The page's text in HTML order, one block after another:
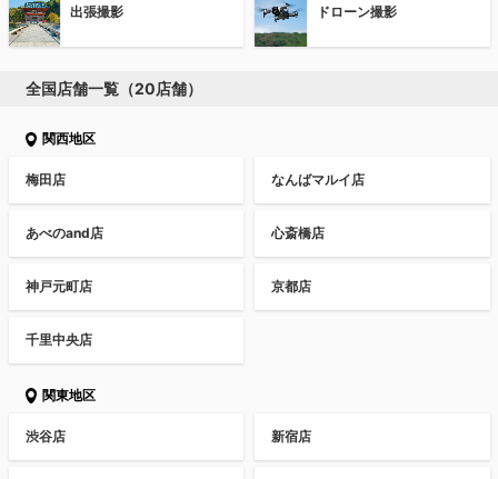
出張撮影 ドローン撮影
全国店舗一覧（20店舗）
関西地区
梅田店 なんばマルイ店
あべのand店 心斎橋店
神戸元町店 京都店
千里中央店
関東地区
渋谷店 新宿店